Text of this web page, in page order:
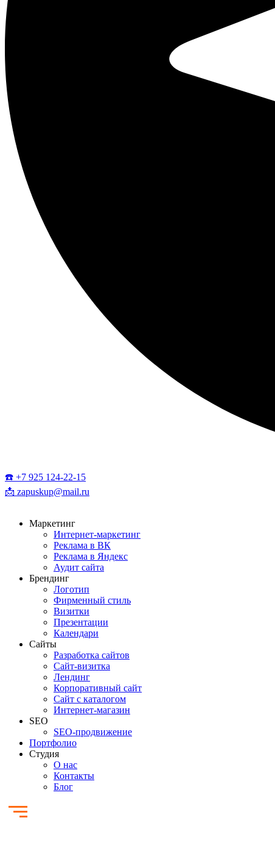
☎️ +7 925 124-22-15
📩 zapuskup@mail.ru
Маркетинг
Интернет-маркетинг
Реклама в ВК
Реклама в Яндекс
Аудит сайта
Брендинг
Логотип
Фирменный стиль
Визитки
Презентации
Календари
Сайты
Разработка сайтов
Cайт-визитка
Лендинг
Корпоративный сайт
Сайт с каталогом
Интернет-магазин
SEO
SEO-продвижение
Портфолио
Студия
О нас
Контакты
Блог